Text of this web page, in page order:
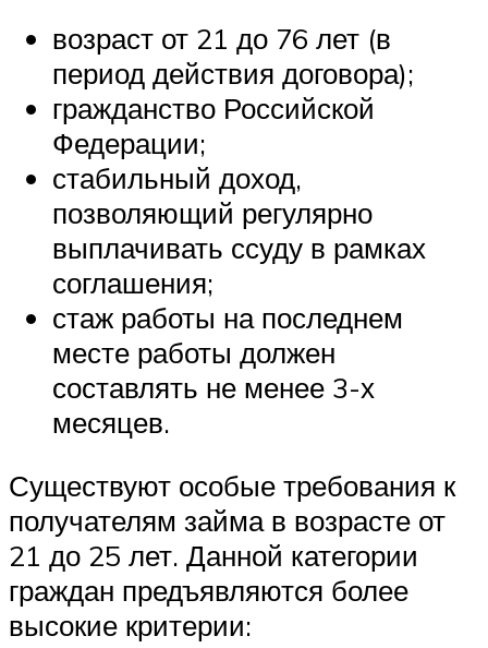
возраст от 21 до 76 лет (в
период действия договора);
гражданство Российской
Федерации;
стабильный доход,
позволяющий регулярно
выплачивать ссуду в рамках
соглашения;
стаж работы на последнем
месте работы должен
составлять не менее 3-х
месяцев.
Существуют особые требования к
получателям займа в возрасте от
21 до 25 лет. Данной категории
граждан предъявляются более
высокие критерии: